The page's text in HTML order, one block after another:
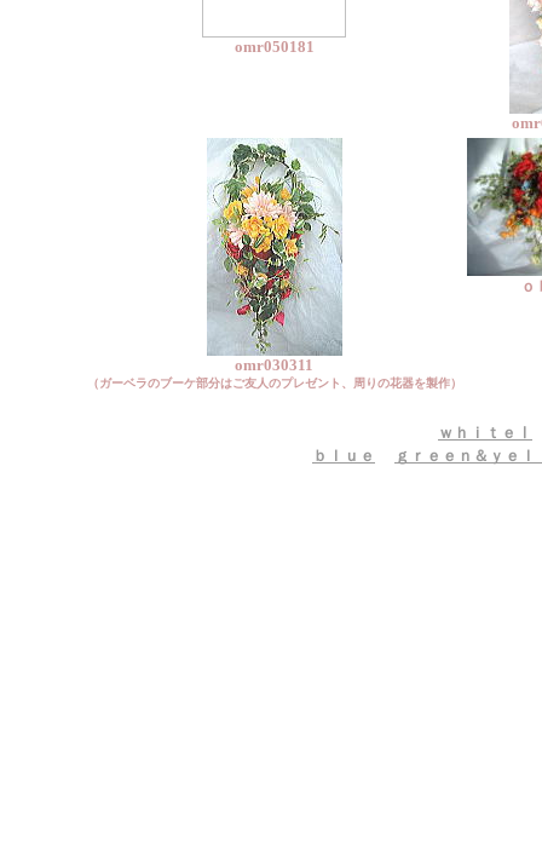
omr050181
omr030311
（ガーベラのブーケ部分はご友人のプレゼント、周りの花器を製作）
ｏ
ｗｈｉｔｅⅠ
ｂｌｕｅ
ｇｒｅｅｎ＆ｙｅｌ